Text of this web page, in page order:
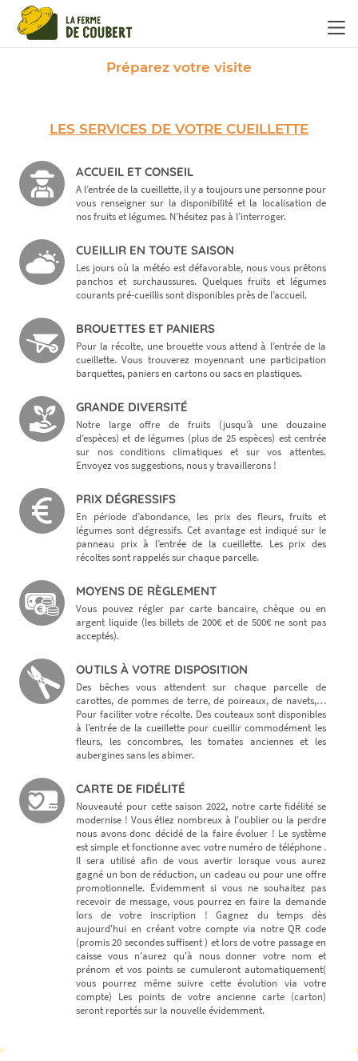
Préparez votre visite
LES SERVICES DE VOTRE CUEILLETTE
ACCUEIL ET CONSEIL
A l’entrée de la cueillette, il y a toujours une personne pour
vous renseigner sur la disponibilité et la localisation de
nos fruits et légumes. N’hésitez pas à l’interroger.
CUEILLIR EN TOUTE SAISON
Les jours où la météo est défavorable, nous vous prêtons
panchos et surchaussures. Quelques fruits et légumes
courants pré-cueillis sont disponibles près de l’accueil.
BROUETTES ET PANIERS
Pour la récolte, une brouette vous attend à l’entrée de la
cueillette. Vous trouverez moyennant une participation
barquettes, paniers en cartons ou sacs en plastiques.
GRANDE DIVERSITÉ
Notre large offre de fruits (jusqu’à une douzaine
d’espèces) et de légumes (plus de 25 espèces) est centrée
sur nos conditions climatiques et sur vos attentes.
Envoyez vos suggestions, nous y travaillerons !
PRIX DÉGRESSIFS
En période d’abondance, les prix des fleurs, fruits et
légumes sont dégressifs. Cet avantage est indiqué sur le
panneau prix à l’entrée de la cueillette. Les prix des
récoltes sont rappelés sur chaque parcelle.
MOYENS DE RÈGLEMENT
Vous pouvez régler par carte bancaire, chèque ou en
argent liquide (les billets de 200€ et de 500€ ne sont pas
acceptés).
OUTILS À VOTRE DISPOSITION
Des bêches vous attendent sur chaque parcelle de
carottes, de pommes de terre, de poireaux, de navets,…
Pour faciliter votre récolte.​ Des couteaux sont disponibles
à l’entrée de la cueillette pour cueillir commodément les
fleurs, les concombres, les tomates anciennes et les
aubergines sans les abimer.
CARTE DE FIDÉLITÉ
Nouveauté pour cette saison 2022, notre carte fidélité se
modernise ! Vous étiez nombreux à l'oublier ou la perdre
nous avons donc décidé de la faire évoluer ! Le système
est simple et fonctionne avec votre numéro de téléphone .
Il sera utilisé afin de vous avertir lorsque vous aurez
gagné un bon de réduction, un cadeau ou pour une offre
promotionnelle. Évidemment si vous ne souhaitez pas
recevoir de message, vous pourrez en faire la demande
lors de votre inscription ! Gagnez du temps dès
aujourd'hui en créant votre compte via notre QR code
(promis 20 secondes suffisent ) et lors de votre passage en
caisse vous n'aurez qu'à nous donner votre nom et
prénom et vos points se cumuleront automatiquement(
vous pourrez même suivre cette évolution via votre
compte) Les points de votre ancienne carte (carton)
seront reportés sur la nouvelle évidemment.
Panneau de gestion des cookies